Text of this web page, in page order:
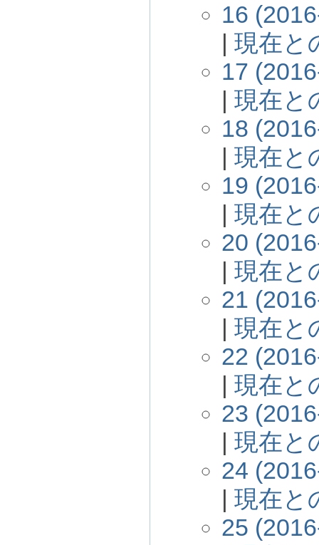
16
| 現在と
17
| 現在と
18
| 現在と
19
| 現在と
20
| 現在と
21
| 現在と
22
| 現在と
23
| 現在と
24
| 現在と
25